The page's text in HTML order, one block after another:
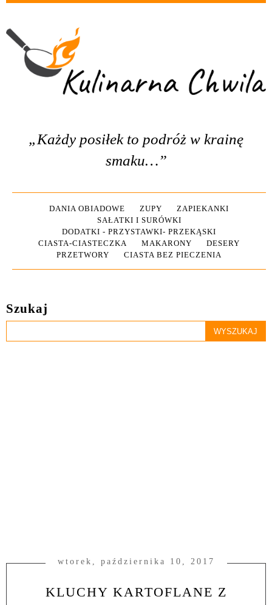
„Każdy posiłek to podróż w krainę
smaku…”
DANIA OBIADOWE ZUPY
ZAPIEKANKI
SAŁATKI I SURÓWKI
DODATKI - PRZYSTAWKI- PRZEKĄSKI
CIASTA-CIASTECZKA
MAKARONY
DESERY
PRZETWORY
CIASTA BEZ PIECZENIA
Szukaj
wtorek, października 10, 2017
KLUCHY KARTOFLANE Z